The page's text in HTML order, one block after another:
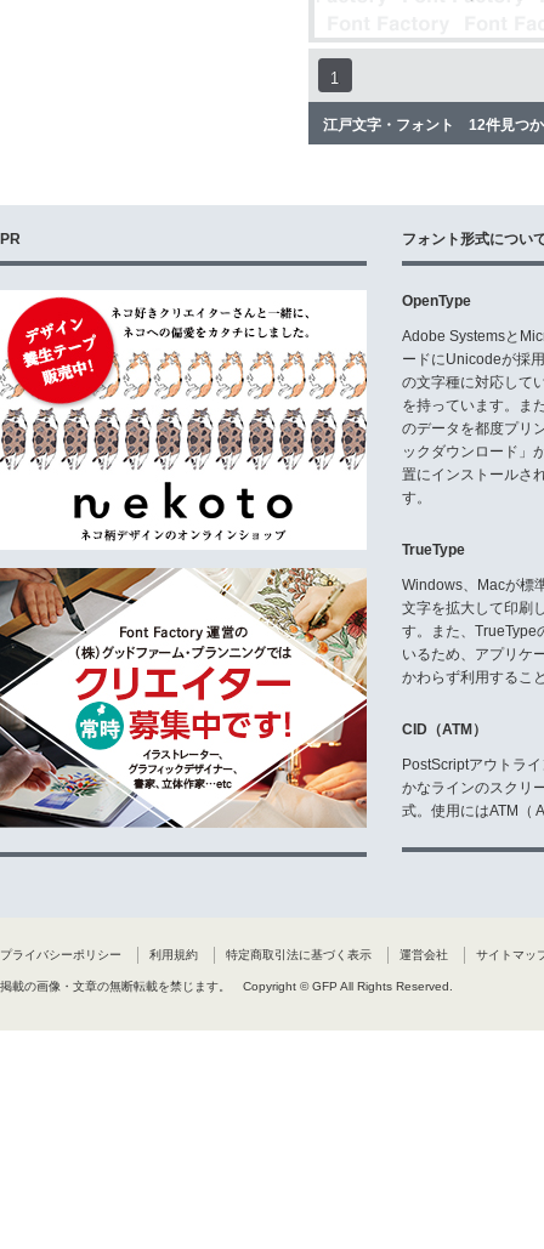
1
江戸文字・フォント 12件見つ
PR フォント形式につい
OpenType
Adobe Systemsと
ードにUnicodeが採
の文字種に対応して
を持っています。ま
のデータを都度プリ
ックダウンロード」
置にインストールさ
す。
TrueType
Windows、Macが標
文字を拡大して印刷
す。また、TrueType
いるため、アプリケ
かわらず利用するこ
CID（ATM）
PostScriptアウトラ
かなラインのスクリ
式。使用にはATM（
プライバシーポリシー 利用規約 特定商取引法に基づく表示 運営会社 サイトマッ
掲載の画像・文章の無断転載を禁じます。 Copyright © GFP All Rights Reserved.